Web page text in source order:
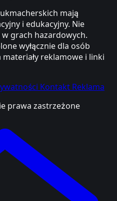
mają
i edukacyjny. Nie
grach hazardowych.
wyłącznie dla osób
reklamowe i linki
Kontakt Reklama
prawa zastrzeżone